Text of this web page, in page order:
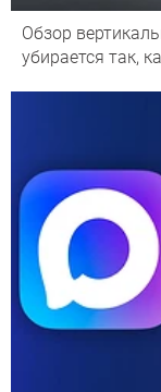
Обзор
убирается так,